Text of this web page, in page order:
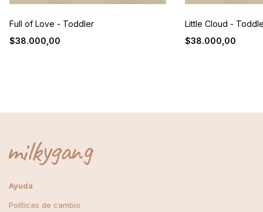
Full of Love - Toddler
$38.000,00
Little Cloud -
$38.000,00
Ayuda
Políticas de cambio